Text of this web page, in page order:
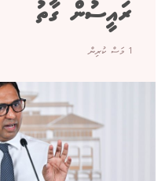
ރައީސުން ގާތު
1 މަސް ކުރިން